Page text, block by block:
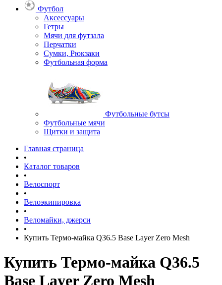
Футбол
Аксессуары
Гетры
Мячи для футзала
Перчатки
Сумки, Рюкзаки
Футбольная форма
Футбольные бутсы
Футбольные мячи
Щитки и защита
Главная страница
•
Каталог товаров
•
Велоспорт
•
Велоэкипировка
•
Веломайки, джерси
•
Купить Термо-майка Q36.5 Base Layer Zero Mesh
Купить Термо-майка Q36.5
Base Layer Zero Mesh